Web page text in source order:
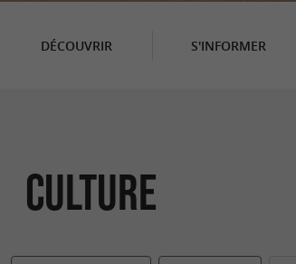
DÉCOUVRIR S'INFORMER
Culture